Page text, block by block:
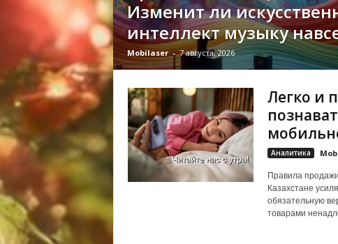
Изменит ли
интеллект музыку
Mobilaser - 7 августа, 2026
Легко и
Аналитика
Правила
Казахстане
обязательную
товарами